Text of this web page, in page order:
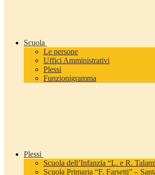
Scuola
Le persone
Uffici Amministrativi
Plessi
Funzionigramma
Plessi
Scuola dell’Infanzia “L. e R.
Scuola Primaria “F. Farsetti” –